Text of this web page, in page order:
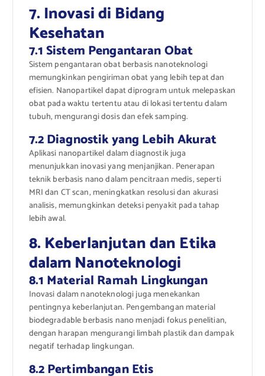
7. Inovasi di Bidang
Kesehatan
7.1 Sistem Pengantaran Obat
Sistem pengantaran obat berbasis nanoteknologi
memungkinkan pengiriman obat yang lebih tepat dan
efisien. Nanopartikel dapat diprogram untuk melepaskan
obat pada waktu tertentu atau di lokasi tertentu dalam
tubuh, mengurangi dosis dan efek samping.
7.2 Diagnostik yang Lebih Akurat
Aplikasi nanopartikel dalam diagnostik juga
menunjukkan inovasi yang menjanjikan. Penerapan
teknik berbasis nano dalam pencitraan medis, seperti
MRI dan CT scan, meningkatkan resolusi dan akurasi
analisis, memungkinkan deteksi penyakit pada tahap
lebih awal.
8. Keberlanjutan dan Etika
dalam Nanoteknologi
8.1 Material Ramah Lingkungan
Inovasi dalam nanoteknologi juga menekankan
pentingnya keberlanjutan. Pengembangan material
biodegradable berbasis nano menjadi fokus penelitian,
dengan harapan mengurangi limbah plastik dan dampak
negatif terhadap lingkungan.
8.2 Pertimbangan Etis